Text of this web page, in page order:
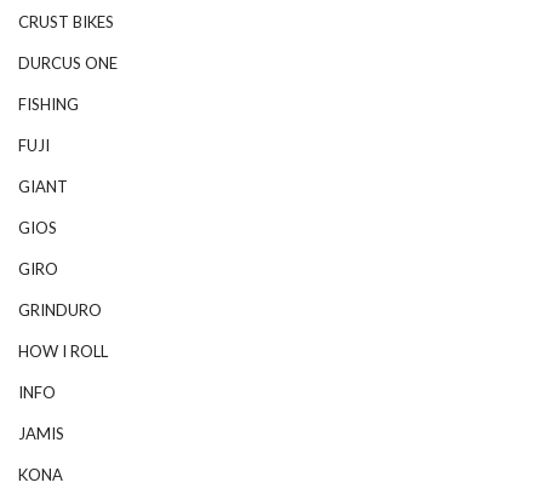
CRUST BIKES
DURCUS ONE
FISHING
FUJI
GIANT
GIOS
GIRO
GRINDURO
HOW I ROLL
INFO
JAMIS
KONA